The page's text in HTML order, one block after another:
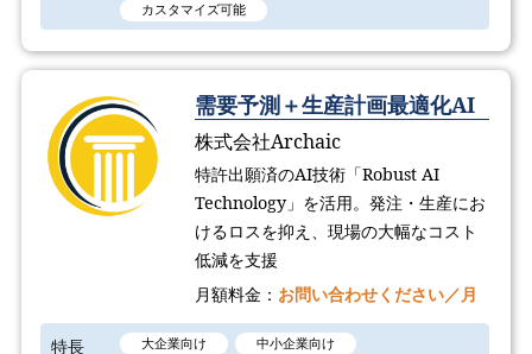
カスタマイズ可能
需要予測＋生産計画最適化AI
株式会社Archaic
特許出願済のAI技術「Robust AI
Technology​」を活用。発注・生産にお
けるロスを抑え、現場の大幅なコスト
低減を支援
月額料金： お問い合わせください／月
特長 大企業向け
中小企業向け